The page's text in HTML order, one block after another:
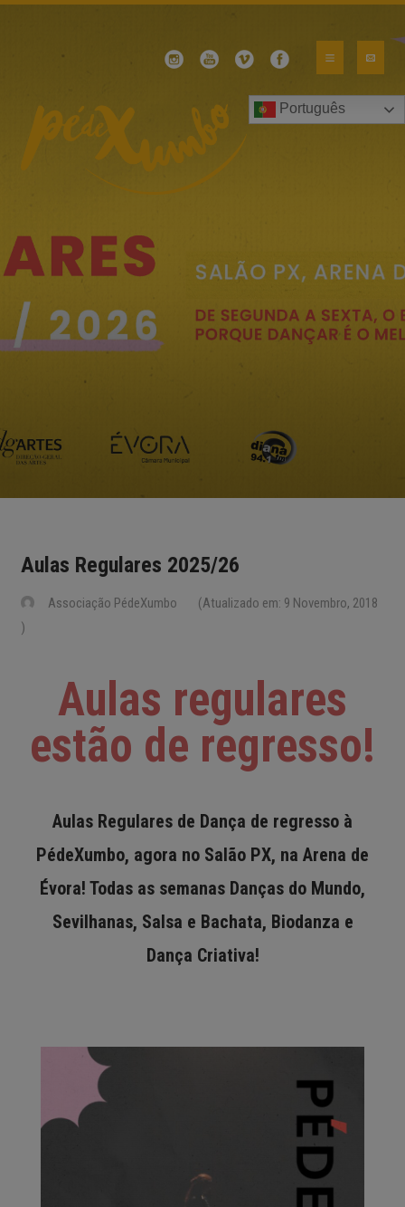
Português
Aulas Regulares 2025/26
Associação PédeXumbo
(Atualizado em: 9 Novembro, 2018
)
Aulas regulares
estão de regresso!
Aulas Regulares de Dança de regresso à
PédeXumbo, agora no Salão PX, na Arena de
Évora! Todas as semanas Danças do Mundo,
Sevilhanas, Salsa e Bachata, Biodanza e
Dança Criativa!